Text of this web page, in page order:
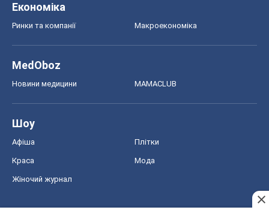
Економіка
Ринки та компанії Макроекономіка
MedOboz
Новини медицини MAMACLUB
Шоу
Афіша Плітки
Краса Мода
Жіночий журнал